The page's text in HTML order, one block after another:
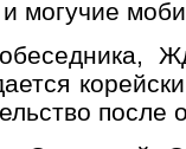
и могучие
после